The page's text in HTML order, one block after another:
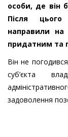
особи, де він
Після цього
направили
придатним та
Він не
суб’єкта
задоволення